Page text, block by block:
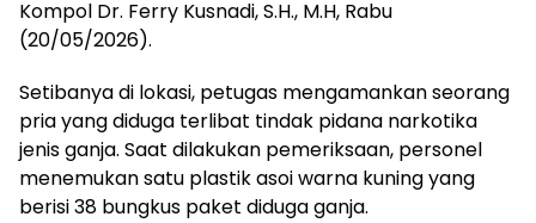
Kompol Dr. Ferry Kusnadi, S.H., M.H, Rabu
(20/05/2026).
Setibanya di lokasi, petugas mengamankan seorang
pria yang diduga terlibat tindak pidana narkotika
jenis ganja. Saat dilakukan pemeriksaan, personel
menemukan satu plastik asoi warna kuning yang
berisi 38 bungkus paket diduga ganja.